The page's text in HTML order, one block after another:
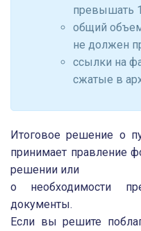
превышать
общий
не должен
ссылки на
сжатые в
Итоговое решение о
принимает правление
решении или
о необходимости
документы.
Если вы решите